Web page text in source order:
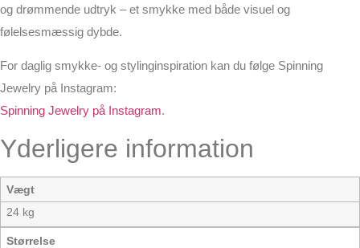
og drømmende udtryk – et smykke med både visuel og
følelsesmæssig dybde.
For daglig smykke- og stylinginspiration kan du følge Spinning
Jewelry på Instagram:
Spinning Jewelry på Instagram.
Yderligere information
Vægt
24 kg
Størrelse